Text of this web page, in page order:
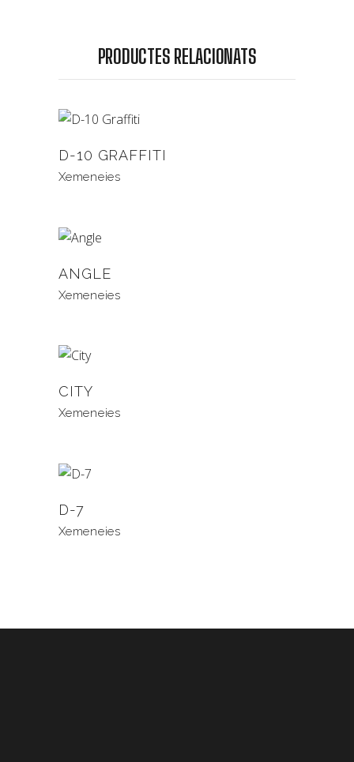
PRODUCTES RELACIONATS
D-10 GRAFFITI
Xemeneies
ANGLE
Xemeneies
CITY
Xemeneies
D-7
Xemeneies